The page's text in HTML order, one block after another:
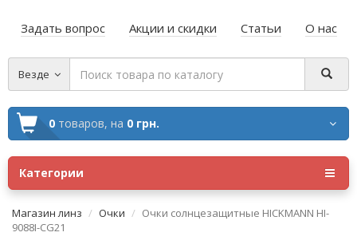
Задать вопрос Акции и скидки Статьи О нас
Везде
0 товаров, на 0 грн.
Категории
Магазин линз Очки
Очки солнцезащитные HICKMANN HI-
9088I-CG21